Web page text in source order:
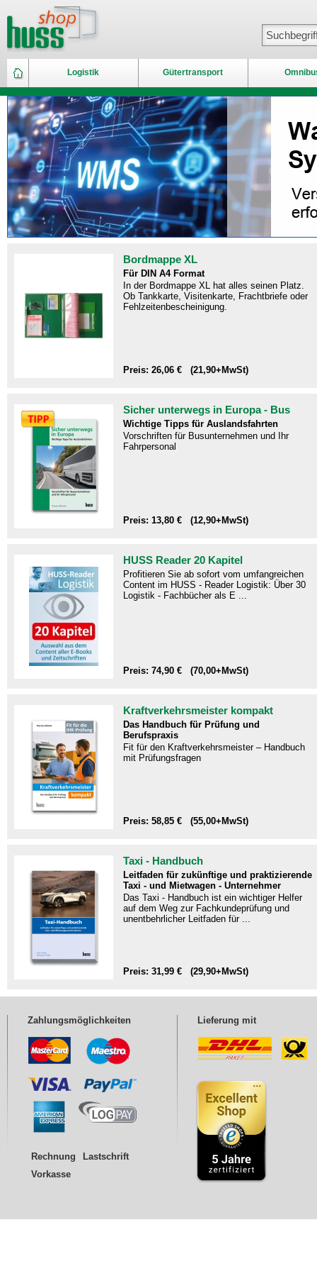
Logistik Gütertransport
Bordmappe XL
Für DIN A4 Format
In der Bordmappe XL hat alles seinen Platz.
Ob Tankkarte, Visitenkarte, Frachtbriefe oder
Fehlzeitenbescheinigung.
Preis: 26,06 € (21,90+MwSt)
Sicher unterwegs in Europa - Bus
Wichtige Tipps für Auslandsfahrten
Vorschriften für Busunternehmen und Ihr
Fahrpersonal
Preis: 13,80 € (12,90+MwSt)
HUSS Reader 20 Kapitel
Profitieren Sie ab sofort vom umfangreichen
Content im HUSS - Reader Logistik: Über 30
Logistik - Fachbücher als E ...
Preis: 74,90 € (70,00+MwSt)
Kraftverkehrsmeister kompakt
Das Handbuch für Prüfung und
Berufspraxis
Fit für den Kraftverkehrsmeister – Handbuch
mit Prüfungsfragen​
Preis: 58,85 € (55,00+MwSt)
Taxi - Handbuch
Leitfaden für zukünftige und praktizierende
Taxi - und Mietwagen - Unternehmer
Das Taxi - Handbuch ist ein wichtiger Helfer
auf dem Weg zur Fachkundeprüfung und
unentbehrlicher Leitfaden für ...
Preis: 31,99 € (29,90+MwSt)
Zahlungsmöglichkeiten
Rechnung
Lastschrift
Vorkasse
Lieferung mit